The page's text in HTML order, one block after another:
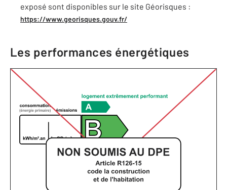
exposé sont disponibles sur le site Géorisques :
https://www.georisques.gouv.fr/
Les performances énergétiques